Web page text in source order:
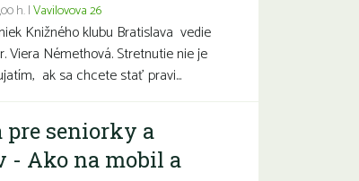
h. |Vavilovova 26
Knižného klubu Bratislava vedie
Viera Némethová. Stretnutie nie je
ak sa chcete stať pravi...
pre seniorky a
- Ako na mobil a